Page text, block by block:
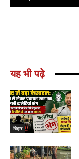
यह भी पढ़े
बिहार